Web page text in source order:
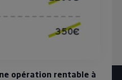
opération rentable à